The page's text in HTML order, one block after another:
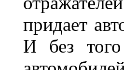
придает
И без